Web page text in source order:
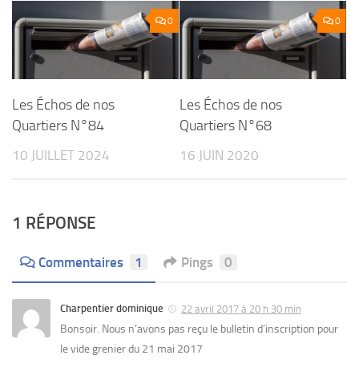
0
Les Échos de nos
Quartiers N°84
10 JUILLET 2024
0
Les Échos de nos
Quartiers N°68
16 JUIN 2020
1 RÉPONSE
Commentaires 1 Pings 0
Charpentier dominique 22 avril 2017 à 20 h 30 min
Bonsoir. Nous n’avons pas reçu le bulletin d’inscription pour
le vide grenier du 21 mai 2017